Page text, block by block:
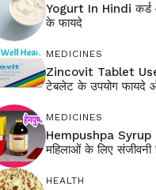
Yogurt In Hindi कर्ड
के फायदे
MEDICINES
Zincovit Tablet
टेबलेट के उपयोग फायदे
MEDICINES
Hempushpa Syrup
महिलाओं के लिए संजीवनी
HEALTH